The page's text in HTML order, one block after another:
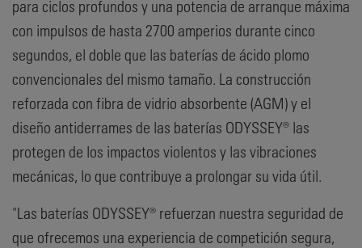
para ciclos profundos y una potencia de arranque máxima
con impulsos de hasta 2700 amperios durante cinco
segundos, el doble que las baterías de ácido plomo
convencionales del mismo tamaño. La construcción
reforzada con fibra de vidrio absorbente (AGM) y el
diseño antiderrames de las baterías ODYSSEY® las
protegen de los impactos violentos y las vibraciones
mecánicas, lo que contribuye a prolongar su vida útil.
"Las baterías ODYSSEY® refuerzan nuestra seguridad de
que ofrecemos una experiencia de competición segura,